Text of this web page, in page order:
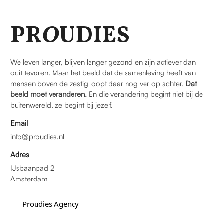
PROUDIES
We leven langer, blijven langer gezond en zijn actiever dan
ooit tevoren. Maar het beeld dat de samenleving heeft van
mensen boven de zestig loopt daar nog ver op achter. Dat
beeld moet veranderen. En die verandering begint niet bij de
buitenwereld, ze begint bij jezelf.
Email
info@proudies.nl
Adres
IJsbaanpad 2
Amsterdam
Proudies Agency